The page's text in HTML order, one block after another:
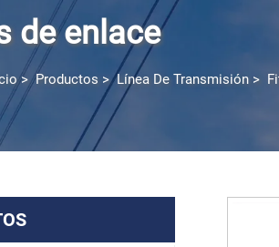
de enlace
>Productos >Línea De Transmisión >